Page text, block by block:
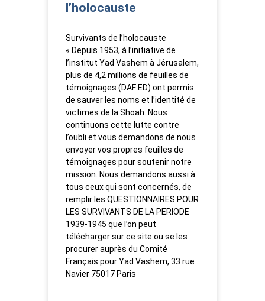
l’holocauste
Survivants de l’holocauste
« Depuis 1953, à l’initiative de
l’institut Yad Vashem à Jérusalem,
plus de 4,2 millions de feuilles de
témoignages (DAF ED) ont permis
de sauver les noms et l’identité de
victimes de la Shoah. Nous
continuons cette lutte contre
l’oubli et vous demandons de nous
envoyer vos propres feuilles de
témoignages pour soutenir notre
mission. Nous demandons aussi à
tous ceux qui sont concernés, de
remplir les QUESTIONNAIRES POUR
LES SURVIVANTS DE LA PERIODE
1939-1945 que l’on peut
télécharger sur ce site ou se les
procurer auprès du Comité
Français pour Yad Vashem, 33 rue
Navier 75017 Paris